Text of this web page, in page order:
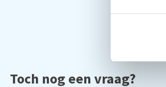
Toch nog een vraag?